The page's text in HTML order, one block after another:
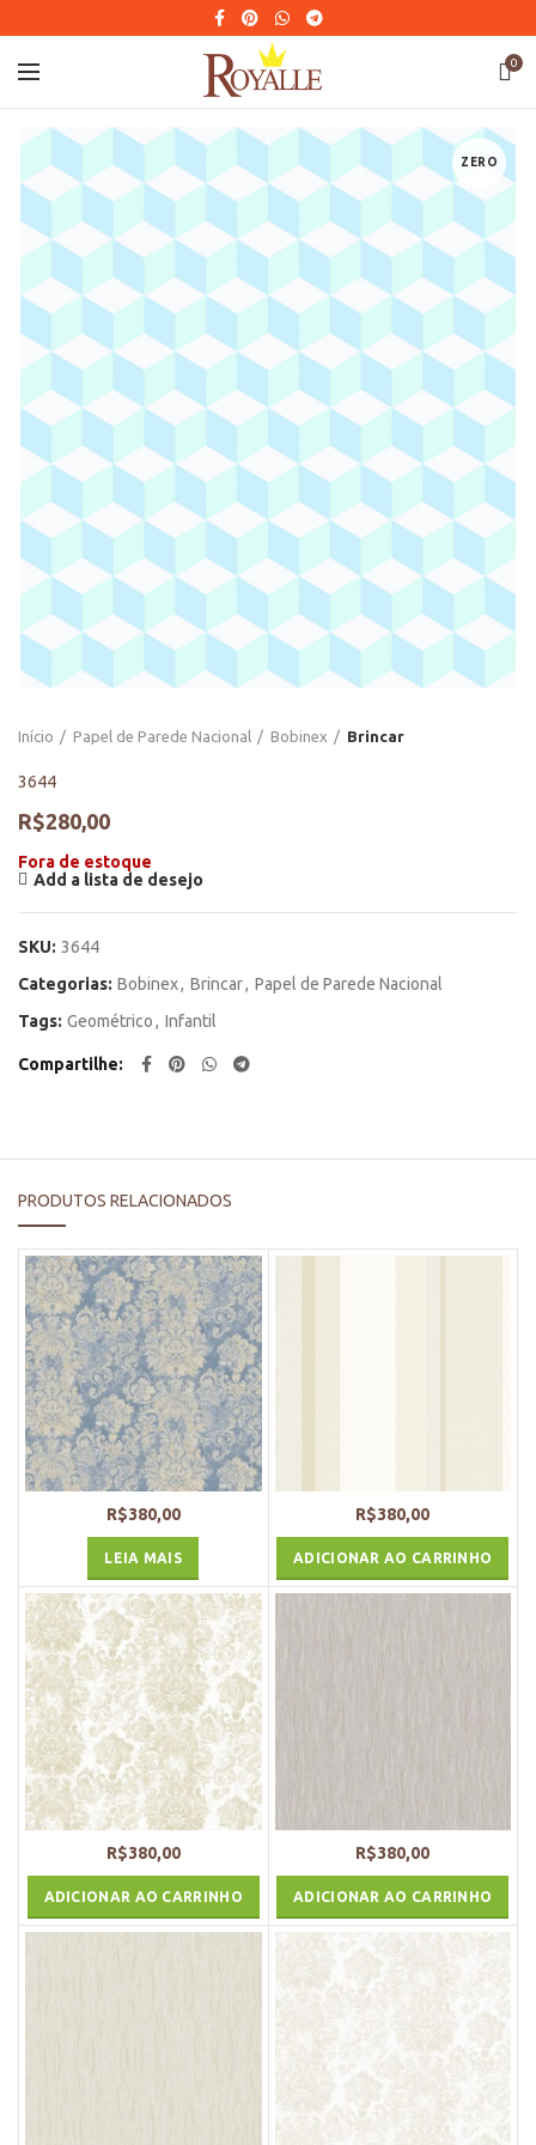
0
ZERO
Início Papel de Parede Nacional Bobinex Brincar
3644
R$280,00
Fora de estoque
Add a lista de desejo
SKU: 3644
Categorias: Bobinex, Brincar, Papel de Parede Nacional
Tags: Geométrico, Infantil
Compartilhe
PRODUTOS RELACIONADOS
R$380,00
LEIA MAIS
R$380,00
ADICIONAR AO CARRINHO
R$380,00
ADICIONAR AO CARRINHO
R$380,00
ADICIONAR AO CARRINHO